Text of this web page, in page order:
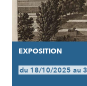
EXPOSITION
du 18/10/2025 au